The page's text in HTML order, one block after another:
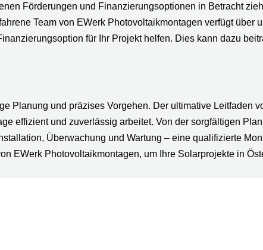
Förderungen und Finanzierungsoptionen in Betracht
Team von EWerk Photovoltaikmontagen verfügt über
für Ihr Projekt helfen. Dies kann dazu
Planung und präzises Vorgehen. Der ultimative Leitfaden
effizient und zuverlässig arbeitet. Von der sorgfältigen
Überwachung und Wartung – eine qualifizierte
EWerk Photovoltaikmontagen, um Ihre Solarprojekte in